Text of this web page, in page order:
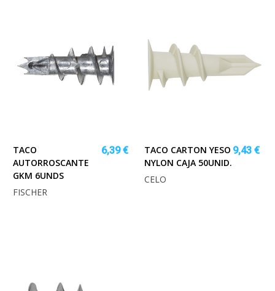
TACO
AUTORROSCANTE
GKM 6UNDS
6,39 €
FISCHER
TACO CARTON YESO
NYLON CAJA 50UNID.
9,43 €
CELO